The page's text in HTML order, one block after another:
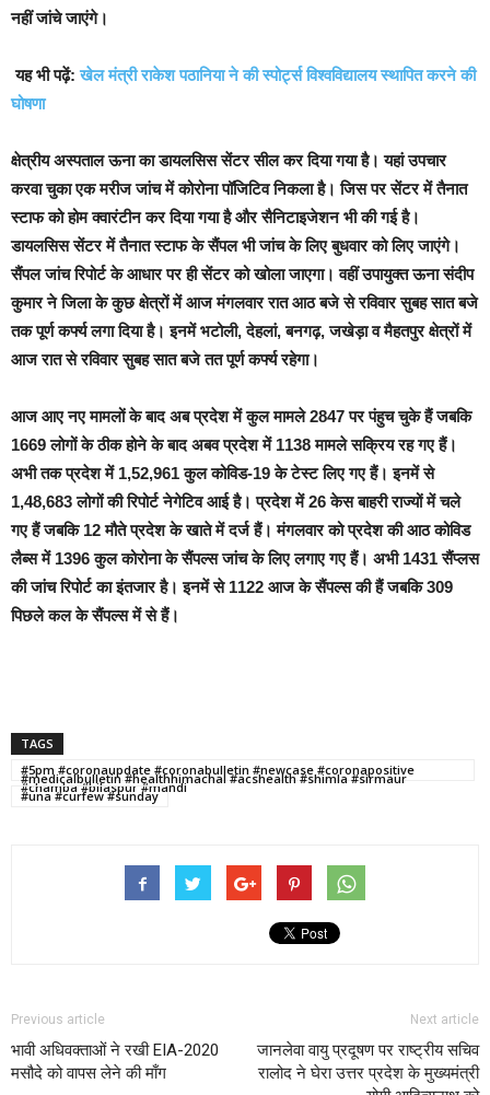
नहीं जांचे जाएंगे।
यह भी पढ़ें:खेल मंत्री राकेश पठानिया ने की स्पोर्ट्स विश्वविद्यालय स्थापित करने की
घोषणा
क्षेत्रीय अस्पताल ऊना का डायलसिस सेंटर सील कर दिया गया है। यहां उपचार
करवा चुका एक मरीज जांच में कोरोना पॉजिटिव निकला है। जिस पर सेंटर में तैनात
स्टाफ को होम क्वारंटीन कर दिया गया है और सैनिटाइजेशन भी की गई है।
डायलसिस सेंटर में तैनात स्टाफ के सैंपल भी जांच के लिए बुधवार को लिए जाएंगे।
सैंपल जांच रिपोर्ट के आधार पर ही सेंटर को खोला जाएगा। वहीं उपायुक्त ऊना संदीप
कुमार ने जिला के कुछ क्षेत्रों में आज मंगलवार रात आठ बजे से रविवार सुबह सात बजे
तक पूर्ण कर्फ्य लगा दिया है। इनमें भटोली, देहलां, बनगढ़, जखेड़ा व मैहतपुर क्षेत्रों में
आज रात से रविवार सुबह सात बजे तत पूर्ण कर्फ्य रहेगा।
आज आए नए मामलों के बाद अब प्रदेश में कुल मामले 2847 पर पंहुच चुके हैं जबकि
1669 लोगों के ठीक होने के बाद अबव प्रदेश में 1138 मामले सक्रिय रह गए हैं।
अभी तक प्रदेश में 1,52,961 कुल कोविड-19 के टेस्ट लिए गए हैं। इनमें से
1,48,683 लोगों की रिपोर्ट नेगेटिव आई है। प्रदेश में 26 केस बाहरी राज्यों में चले
गए हैं जबकि 12 मौते प्रदेश के खाते में दर्ज हैं। मंगलवार को प्रदेश की आठ कोविड
लैब्स में 1396 कुल कोरोना के सैंपल्स जांच के लिए लगाए गए हैं। अभी 1431 सैंप्लस
की जांच रिपोर्ट का इंतजार है। इनमें से 1122 आज के सैंपल्स की हैं जबकि 309
पिछले कल के सैंपल्स में से हैं।
TAGS
#5pm #coronaupdate #coronabulletin #newcase #coronapositive
#medicalbulletin #healthhimachal #acshealth #shimla #sirmaur
#chamba #bilaspur #mandi
#una #curfew #sunday
Previous article
भावी अधिवक्ताओं ने रखी EIA-2020
मसौदे को वापस लेने की माँग
Next article
जानलेवा वायु प्रदूषण पर राष्ट्रीय सचिव
रालोद ने घेरा उत्तर प्रदेश के मुख्यमंत्री